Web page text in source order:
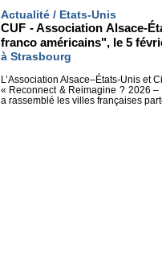
Actualité / Etats-Unis
CUF - Association Alsace-
franco américains", le 5
à Strasbourg
L’Association Alsace–États-Unis
« Reconnect & Reimagine ? 2026
a rassemblé les villes françaises